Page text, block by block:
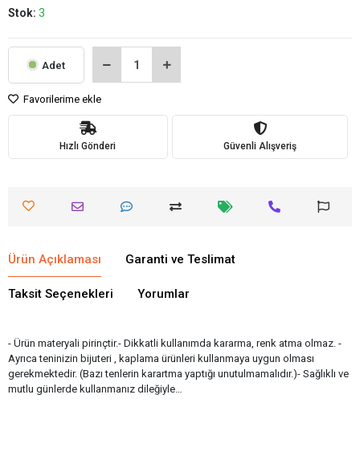
Stok: 3
Adet
Favorilerime ekle
Hızlı Gönderi Güvenli Alışveriş
Ürün Açıklaması Garanti ve Teslimat
Taksit Seçenekleri Yorumlar
- Ürün materyali pirinçtir.- Dikkatli kullanımda kararma, renk atma olmaz. -
Ayrıca teninizin bijuteri , kaplama ürünleri kullanmaya uygun olması
gerekmektedir. (Bazı tenlerin karartma yaptığı unutulmamalıdır.)- Sağlıklı ve
mutlu günlerde kullanmanız dileğiyle…